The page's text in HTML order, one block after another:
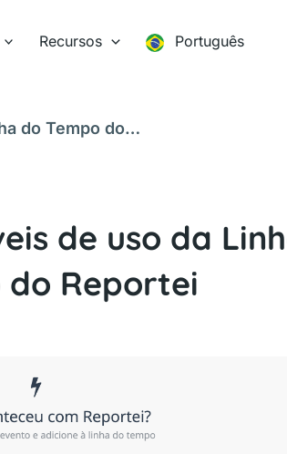
Recursos Português
do Tempo do
de uso da
do Reportei